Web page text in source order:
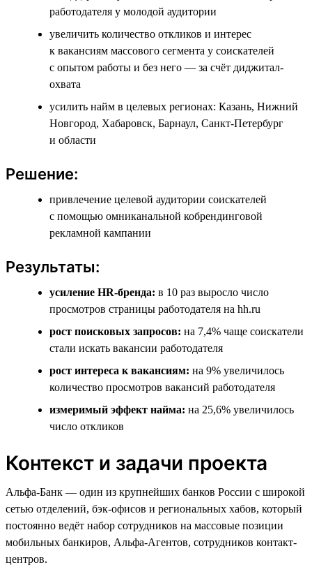
работодателя у молодой аудитории
увеличить количество откликов и интерес
к вакансиям массового сегмента у соискателей
с опытом работы и без него — за счёт диджитал-
охвата
усилить найм в целевых регионах: Казань, Нижний
Новгород, Хабаровск, Барнаул, Санкт-Петербург
и области
Решение:
привлечение целевой аудитории соискателей
с помощью омниканальной кобрендинговой
рекламной кампании
Результаты:
усиление HR-бренда: в 10 раз выросло число
просмотров страницы работодателя на hh.ru
рост поисковых запросов: на 7,4% чаще соискатели
стали искать вакансии работодателя
рост интереса к вакансиям: на 9% увеличилось
количество просмотров вакансий работодателя
измеримый эффект найма: на 25,6% увеличилось
число откликов
Контекст и задачи проекта
Альфа-Банк — один из крупнейших банков России с широкой
сетью отделений, бэк-офисов и региональных хабов, который
постоянно ведёт набор сотрудников на массовые позиции
мобильных банкиров, Альфа-Агентов, сотрудников контакт-
центров.